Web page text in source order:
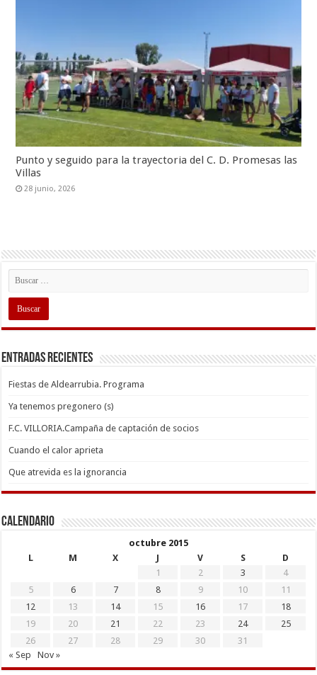
Punto y seguido para la trayectoria del C. D. Promesas las
Villas
28 junio, 2026
Entradas recientes
Fiestas de Aldearrubia. Programa
Ya tenemos pregonero (s)
F.C. VILLORIA.Campaña de captación de socios
Cuando el calor aprieta
Que atrevida es la ignorancia
Calendario
octubre 2015
L
M X J V S
D
1
2 3
4
5
6 7 8 9 10
11
12
13 14 15 16 17
18
19
20 21 22 23 24
25
26
27 28 29 30
31
« Sep
Nov »